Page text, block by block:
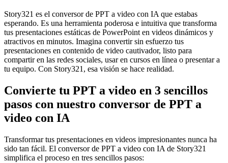
Story321 es el conversor de PPT a video con IA que estabas
esperando. Es una herramienta poderosa e intuitiva que transforma
tus presentaciones estáticas de PowerPoint en videos dinámicos y
atractivos en minutos. Imagina convertir sin esfuerzo tus
presentaciones en contenido de video cautivador, listo para
compartir en las redes sociales, usar en cursos en línea o presentar a
tu equipo. Con Story321, esa visión se hace realidad.
Convierte tu PPT a video en 3 sencillos
pasos con nuestro conversor de PPT a
video con IA
Transformar tus presentaciones en videos impresionantes nunca ha
sido tan fácil. El conversor de PPT a video con IA de Story321
simplifica el proceso en tres sencillos pasos: